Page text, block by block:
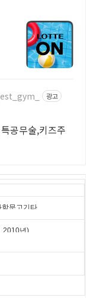
광고
공무술,키즈주
학문고기타
2010년)